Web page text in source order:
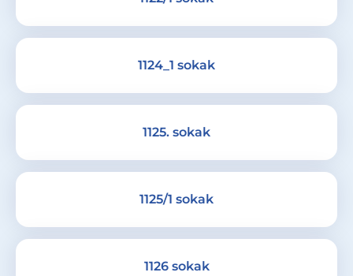
1124_1 sokak
1125. sokak
1125/1 sokak
1126 sokak